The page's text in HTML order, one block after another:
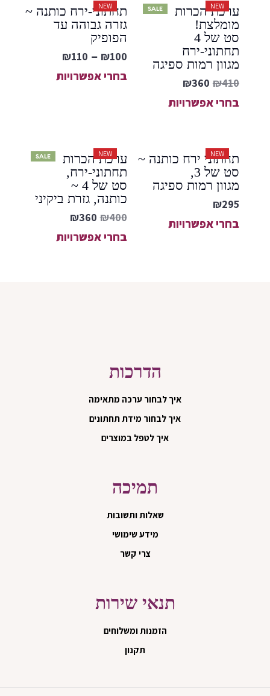
NEW
תחתוני-ירח כותנה ~
גזרה גבוהה עד
הפופיק
₪100
–
₪110
בחרי אפשרויות
SALE NEW
ערכת הכרות
מומלצת!
סט של 4
תחתוני-ירח
מגוון רמות ספיגה
₪410
₪360
בחרי אפשרויות
SALE NEW
ערכת הכרות
תחתוני-ירח,
סט של 4 ~
כותנה, גזרת ביקיני
₪400
₪360
בחרי אפשרויות
NEW
תחתוני ירח כותנה ~
סט של 3,
מגוון רמות ספיגה
₪295
בחרי אפשרויות
הדרכות
איך לבחור ערכה מתאימה
איך לבחור מידת תחתונים
איך לטפל במוצרים
תמיכה
שאלות ותשובות
מידע שימושי
צרי קשר
תנאי שירות
הזמנות ומשלוחים
תקנון